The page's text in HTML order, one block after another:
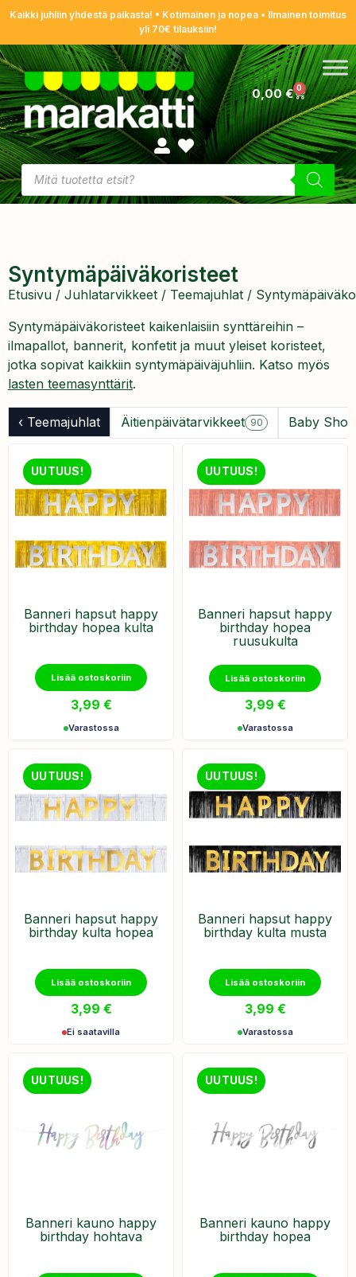
Kaikki juhliin yhdestä paikasta! • Kotimainen ja nopea • Ilmainen toimitus
yli 70€ tilauksiin!
0,00€ 0
Syntymäpäiväkoristeet
Etusivu / Juhlatarvikkeet / Teemajuhlat /
Syntymäpäiväkoristeet kaikenlaisiin synttäreihin –
ilmapallot, bannerit, konfetit ja muut yleiset koristeet,
jotka sopivat kaikkiin syntymäpäiväjuhliin. Katso myös
lasten teemasynttärit.
‹ Teemajuhlat Äitienpäivätarvikkeet 90 Baby
UUTUUS!
Banneri hapsut happy
birthday hopea kulta
Lisää ostoskoriin
3,99 €
Varastossa
UUTUUS!
Banneri hapsut happy
birthday hopea
ruusukulta
Lisää ostoskoriin
3,99 €
Varastossa
UUTUUS!
Banneri hapsut happy
birthday kulta hopea
Lisää ostoskoriin
3,99 €
Ei saatavilla
UUTUUS!
Banneri hapsut happy
birthday kulta musta
Lisää ostoskoriin
3,99 €
Varastossa
UUTUUS!
Banneri kauno happy
birthday hohtava
UUTUUS!
Banneri kauno happy
birthday hopea